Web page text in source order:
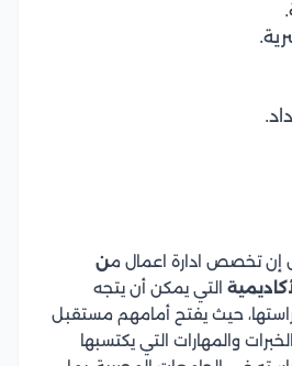
إن تخصص ادارة اعمال من
التي يمكن أن يتجه
حيث يفتح أمامهم مستقبل
والمهارات التي يكتسبها